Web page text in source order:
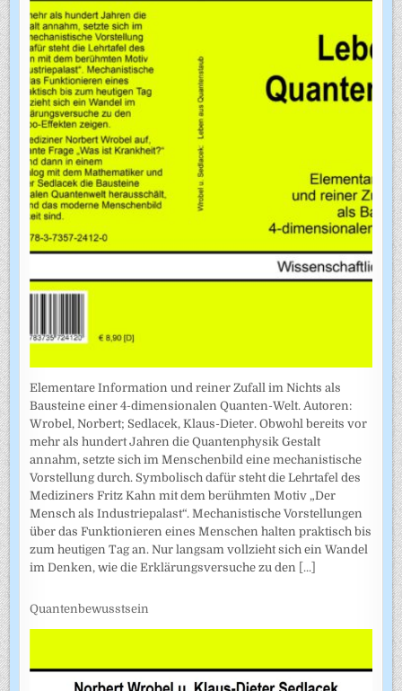
Elementare Information und reiner Zufall im Nichts als
Bausteine einer 4-dimensionalen Quanten-Welt. Autoren:
Wrobel, Norbert; Sedlacek, Klaus-Dieter. Obwohl bereits vor
mehr als hundert Jahren die Quantenphysik Gestalt
annahm, setzte sich im Menschenbild eine mechanistische
Vorstellung durch. Symbolisch dafür steht die Lehrtafel des
Mediziners Fritz Kahn mit dem berühmten Motiv „Der
Mensch als Industriepalast“. Mechanistische Vorstellungen
über das Funktionieren eines Menschen halten praktisch bis
zum heutigen Tag an. Nur langsam vollzieht sich ein Wandel
im Denken, wie die Erklärungsversuche zu den [...]
Quantenbewusstsein